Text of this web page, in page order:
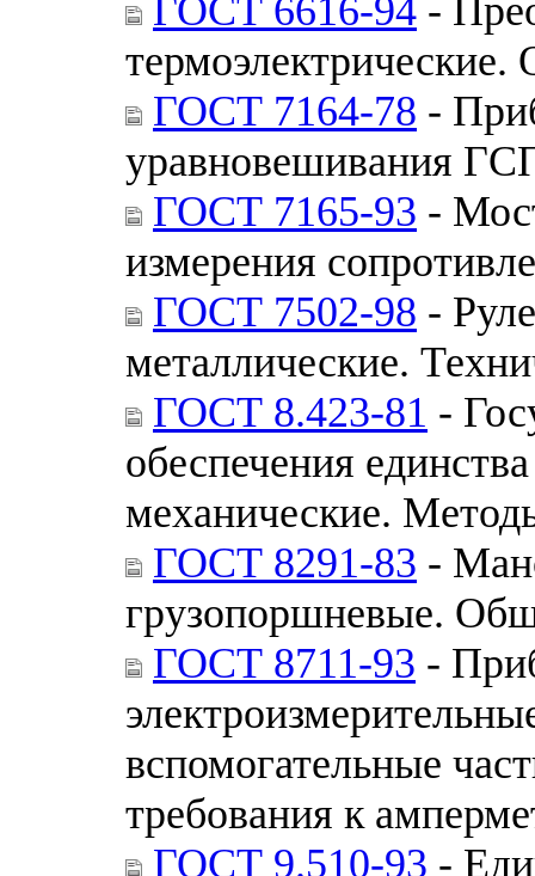
ГОСТ 6616-94 -
ГОСТ 7164-78 -
уравновешивания
ГОСТ 7165-93 -
измерения
ГОСТ 7502-98 -
металлические.
ГОСТ 8.423-81 -
обеспечения
механические.
ГОСТ 8291-83 -
грузопоршневые.
ГОСТ 8711-93 -
вспомогательные
требования к
ГОСТ 9.510-93 -